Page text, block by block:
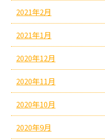
2021年2月
2021年1月
2020年12月
2020年11月
2020年10月
2020年9月